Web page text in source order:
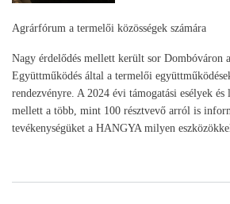
Agrárfórum a termelői közösségek számára
Nagy érdelődés mellett került sor Dombóváron
Együttműködés által a termelői
rendezvényre. A 2024 évi támogatási esélyek és
mellett a több, mint 100 résztvevő arról is
tevékenységüket a HANGYA milyen